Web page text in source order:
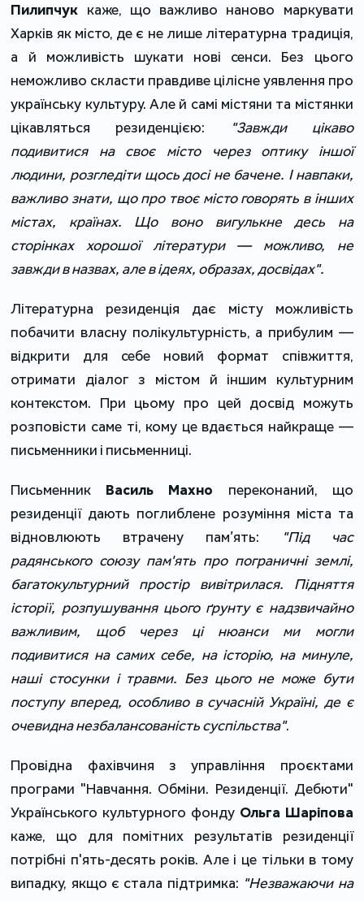
Пилипчук каже, що важливо наново маркувати
Харків як місто, де є не лише літературна традиція,
а й можливість шукати нові сенси. Без цього
неможливо скласти правдиве цілісне уявлення про
українську культуру. Але й самі містяни та містянки
цікавляться резиденцією:
"Завжди цікаво
подивитися на своє місто через оптику іншої
людини, розгледіти щось досі не бачене. І навпаки,
важливо знати, що про твоє місто говорять в інших
містах, країнах. Що воно вигулькне десь на
сторінках хорошої літератури — можливо, не
завжди в назвах, але в ідеях, образах, досвідах".
Літературна резиденція дає місту можливість
побачити власну полікультурність, а прибулим ―
відкрити для себе новий формат співжиття,
отримати діалог з містом й іншим культурним
контекстом. При цьому про цей досвід можуть
розповісти саме ті, кому це вдається найкраще ―
письменники і письменниці.
Письменник Василь Махно переконаний, що
резиденції дають поглиблене розуміння міста та
відновлюють втрачену пам’ять: "Під час
радянського союзу пам'ять про пограничні землі,
багатокультурний простір вивітрилася. Підняття
історії, розпушування цього ґрунту є надзвичайно
важливим, щоб через ці нюанси ми могли
подивитися на самих себе, на історію, на минуле,
наші стосунки і травми. Без цього не може бути
поступу вперед, особливо в сучасній Україні, де є
очевидна незбалансованість суспільства".
Провідна фахівчиня з управління проєктами
програми "Навчання. Обміни. Резиденції. Дебюти"
Українського культурного фонду Ольга Шаріпова
каже, що для помітних результатів резиденції
потрібні п'ять-десять років. Але і це тільки в тому
випадку, якщо є стала підтримка: "Незважаючи на